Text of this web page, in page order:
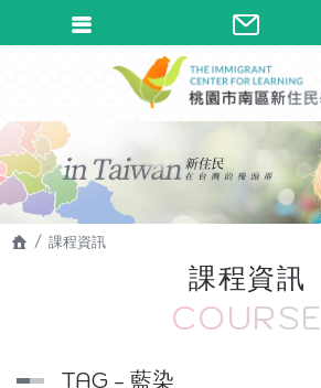
課程資訊
課程資訊
COURSE
TAG - 藍染